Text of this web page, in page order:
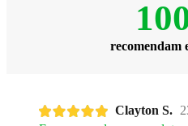
recomendam
Clayton S.